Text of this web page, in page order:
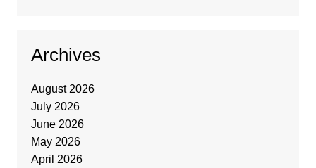
Archives
August 2026
July 2026
June 2026
May 2026
April 2026